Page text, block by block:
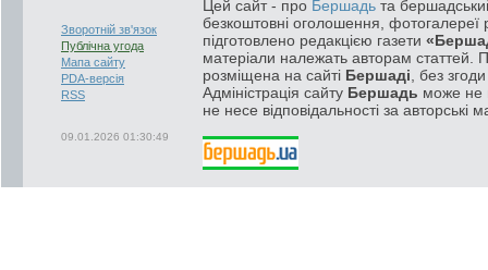
Зворотній зв'язок
Публічна угода
Мапа сайту
PDA-версія
RSS
09.01.2026 01:30:49
Цей сайт - про Бершадь та
безкоштовні оголошення, фотогалереї
підготовлено редакцією газети
матеріали належать авторам статтей.
розміщена на сайті Бершаді , без
Адміністрація сайту Бершадь може не
не несе відповідальності за авторські